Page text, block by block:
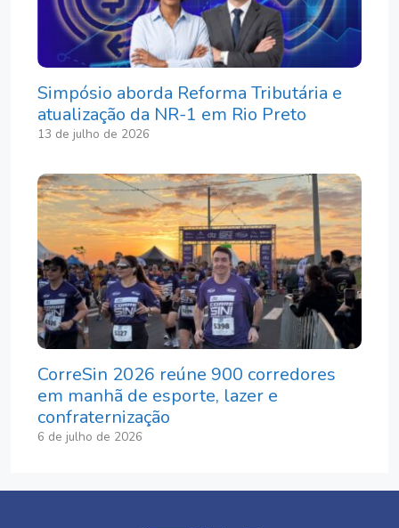
Simpósio aborda Reforma Tributária e
atualização da NR-1 em Rio Preto
13 de julho de 2026
CorreSin 2026 reúne 900 corredores
em manhã de esporte, lazer e
confraternização
6 de julho de 2026